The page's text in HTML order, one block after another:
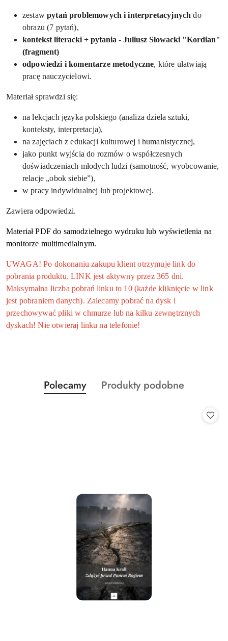
zestawpytań problemowych i interpretacyjnych do
obrazu (7 pytań),
kontekst literacki + pytania - Juliusz Słowacki "Kordian"
(fragment)
odpowiedzi i komentarze metodyczne, które ułatwiają
pracę nauczycielowi.
Materiał sprawdzi się:
na lekcjach języka polskiego (analiza dzieła sztuki,
konteksty, interpretacja),
na zajęciach z edukacji kulturowej i humanistycznej,
jako punkt wyjścia do rozmów o współczesnych
doświadczeniach młodych ludzi (samotność, wyobcowanie,
relacje „obok siebie”),
w pracy indywidualnej lub projektowej.
Zawiera odpowiedzi.
Materiał PDF do samodzielnego wydruku lub wyświetlenia na
monitorze multimedialnym.
UWAGA! Po dokonaniu zakupu klient otrzymuje link do
pobrania produktu. LINK jest aktywny przez 365 dni.
Maksymalna liczba pobrań linku to 10 (każde kliknięcie w link
jest pobraniem danych). Zalecamy pobrać na dysk i
przechowywać pliki w chmurze lub na kilku zewnętrznych
dyskach! Nie otwieraj linku na telefonie!
Pomiń karuzelę produktów
Produkty
o
Polecamy
Produkty
Produkty podobne